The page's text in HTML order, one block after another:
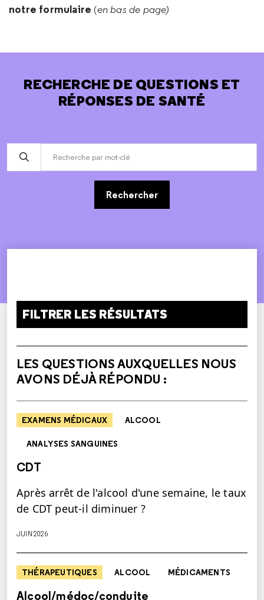
notre formulaire (en bas de page)
RECHERCHE DE QUESTIONS ET
RÉPONSES DE SANTÉ
Rechercher
FILTRER LES RÉSULTATS
LES QUESTIONS AUXQUELLES NOUS
AVONS DÉJÀ RÉPONDU :
EXAMENS MÉDICAUX ALCOOL
ANALYSES SANGUINES
CDT
Après arrêt de l'alcool d'une semaine, le taux
de CDT peut-il diminuer ?
JUIN 2026
THÉRAPEUTIQUES ALCOOL MÉDICAMENTS
Alcool/médoc/conduite